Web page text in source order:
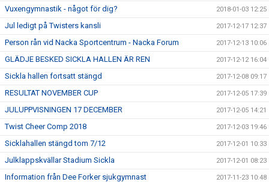
Vuxengymnastik - något för dig? 2018-01-03 12:25
Jul ledigt på Twisters kansli 2017-12-17 12:37
Person rån vid Nacka Sportcentrum - Nacka Forum 2017-12-13 10:06
GLÄDJE BESKED SICKLA HALLEN ÄR REN 2017-12-12 16:04
Sickla hallen fortsatt stängd 2017-12-08 09:17
RESULTAT NOVEMBER CUP 2017-12-05 17:39
JULUPPVISNINGEN 17 DECEMBER 2017-12-05 14:21
Twist Cheer Comp 2018 2017-12-03 19:46
Sicklahallen stängd tom 7/12 2017-12-01 10:33
Julklappskvällar Stadium Sickla 2017-12-01 08:23
Information från Dee Forker sjukgymnast 2017-11-23 10:48